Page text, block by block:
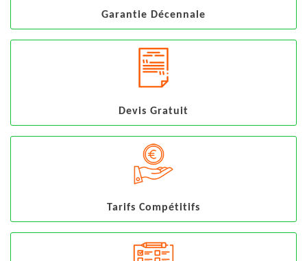
Garantie Décennale
Devis Gratuit
Tarifs Compétitifs